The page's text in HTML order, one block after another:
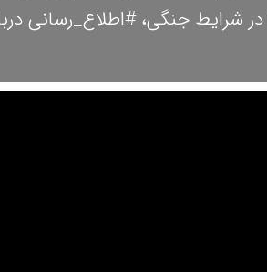
شرایط جنگی، #اطلاع_رسانی